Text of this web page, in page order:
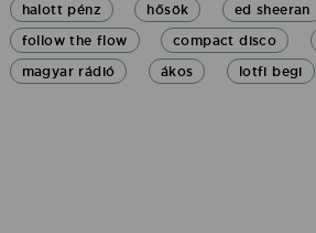
halott pénz hősök ed sheeran
follow the flow
compact disco
magyar rádió
ákos lotfi begi